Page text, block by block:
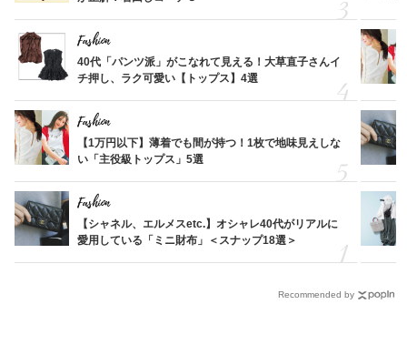
Fashion
40代「パンツ派」がこなれて見える！大草直子さんイ
チ押し、ラク可愛い【トップス】4選
Fashion
【1万円以下】薄着でも間が持つ！1枚で地味見えしな
い「主役級トップス」5選
Fashion
【シャネル、エルメスetc.】オシャレ40代がリアルに
愛用している「ミニ財布」＜スナップ18選＞
Recommended by